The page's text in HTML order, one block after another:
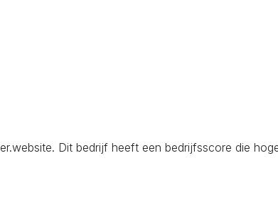
Dit bedrijf heeft een bedrijfsscore die